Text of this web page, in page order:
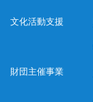
文化活動支援
財団主催事業